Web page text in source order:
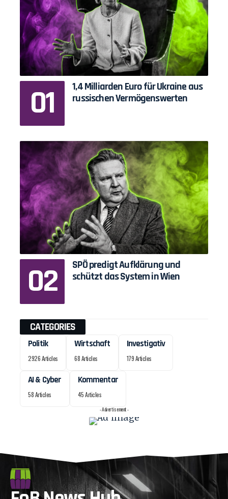
1,4 Milliarden Euro für Ukraine aus
russischen Vermögenswerten
SPÖ predigt Aufklärung und
schützt das System in Wien
CATEGORIES
Politik
2926 Articles
Wirtschaft
68 Articles
Investigativ
179 Articles
AI & Cyber
58 Articles
Kommentar
45 Articles
- Advertisement -